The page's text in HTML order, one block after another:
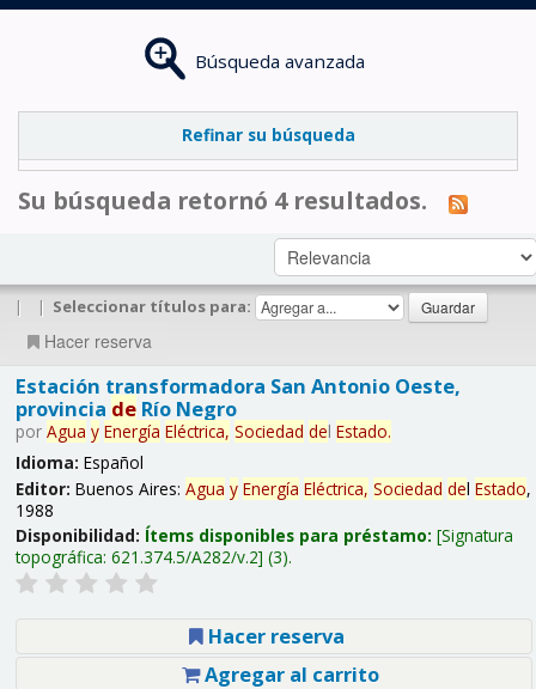
Búsqueda avanzada
Refinar su búsqueda
Su búsqueda retornó 4 resultados.
| | Seleccionar títulos para:
Hacer reserva
Estación transformadora San Antonio Oeste,
provincia deRío Negro
por Agua y Energía Eléctrica, Sociedad del Estado.
Idioma: Español
Editor: Buenos Aires: Agua y Energía Eléctrica, Sociedad del Estado,
1988
Disponibilidad: Ítems disponibles para préstamo: Signatura
topográfica: 621.374.5/A282/v.2 (3).
Hacer reserva
Agregar al carrito